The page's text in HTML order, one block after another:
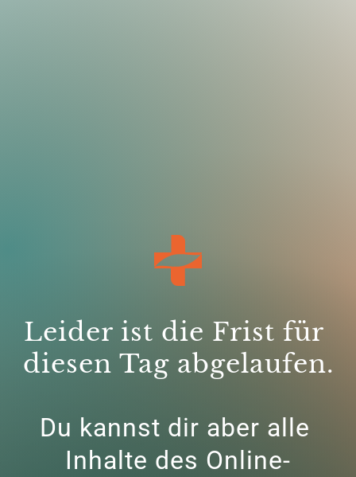
Leider ist die Frist für
diesen Tag abgelaufen.
Du kannst dir aber alle
Inhalte des Online-